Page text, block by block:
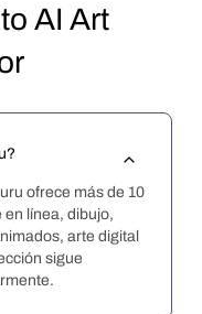
AI Art
ofrece más de 10
en línea, dibujo,
arte digital
sigue